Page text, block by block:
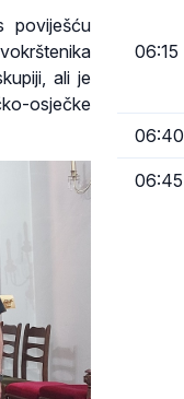
poviješću
ali je
osječke
06:15
06:40
06:45